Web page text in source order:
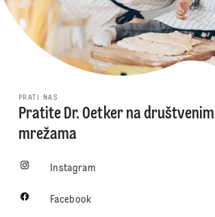
PRATI NAS
Pratite Dr. Oetker na društvenim
mrežama
Instagram
Facebook